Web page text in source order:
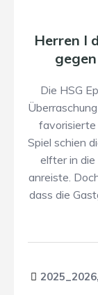
Herren I
Die HSG
favorisierte
Spiel schien
elfter in
anreiste.
dass die
2025_2026,